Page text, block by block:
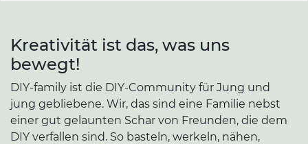
Kreativität ist das, was uns
bewegt!
DIY-family ist die DIY-Community für Jung und
jung gebliebene. Wir, das sind eine Familie nebst
einer gut gelaunten Schar von Freunden, die dem
DIY verfallen sind. So basteln, werkeln, nähen,